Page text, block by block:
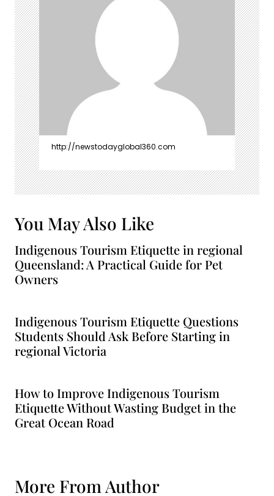
http://newstodayglobal360.com
You May Also Like
Indigenous Tourism Etiquette in regional
Queensland: A Practical Guide for Pet
Owners
Indigenous Tourism Etiquette Questions
Students Should Ask Before Starting in
regional Victoria
How to Improve Indigenous Tourism
Etiquette Without Wasting Budget in the
Great Ocean Road
More From Author